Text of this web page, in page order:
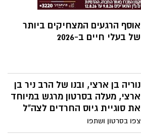
אוסף הרגעים המצחיקים ביותר
של בעלי חיים ב-2026
נוריה בן ארצי, ובנו של הרב ניר בן
ארצי, מעלה בסרטון מרגש במיוחד
את סוגיית גיוס החרדים לצה"ל
צפו בסרטון ושתפו